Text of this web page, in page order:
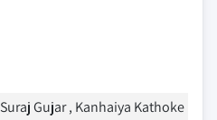
Suraj Gujar , Kanhaiya Kathoke